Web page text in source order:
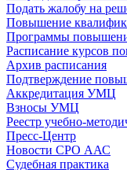
Подать жалобу на
Повышение
Программы
Расписание курсов
Архив расписания
Подтверждение
Аккредитация УМЦ
Взносы УМЦ
Реестр учебно-
Пресс-Центр
Новости СРО ААС
Судебная практика